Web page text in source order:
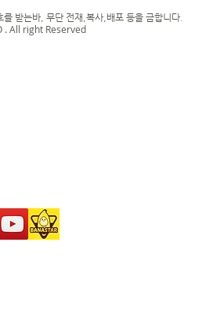
받는바, 무단 전재,복사,배포 등을 금합니다.
. All right Reserved